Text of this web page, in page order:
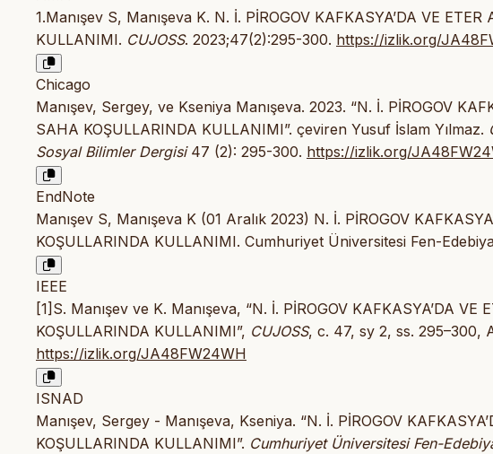
1.Manışev S, Manışeva K. N. İ. PİROGOV KAFKASYA’DA VE
KULLANIMI. CUJOSS. 2023;47(2):295-300. https://izlik.org/
Chicago
Manışev, Sergey, ve Kseniya Manışeva. 2023. “N. İ. PİROGOV
SAHA KOŞULLARINDA KULLANIMI”. çeviren Yusuf İslam Yılmaz.
Sosyal Bilimler Dergisi47 (2): 295-300. https://izlik.org/
EndNote
Manışev S, Manışeva K (01 Aralık 2023) N. İ. PİROGOV
KOŞULLARINDA KULLANIMI. Cumhuriyet Üniversitesi Fen-
IEEE
[1]S. Manışev ve K. Manışeva, “N. İ. PİROGOV KAFKASYA’DA
KOŞULLARINDA KULLANIMI”, CUJOSS, c. 47, sy 2, ss. 295–300,
https://izlik.org/JA48FW24WH
ISNAD
Manışev, Sergey - Manışeva, Kseniya. “N. İ. PİROGOV
KOŞULLARINDA KULLANIMI”. Cumhuriyet Üniversitesi Fen-